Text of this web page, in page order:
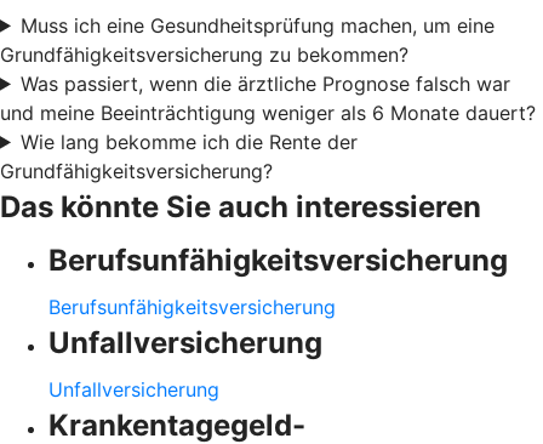
Muss ich eine Gesundheitsprüfung machen, um eine
Grundfähigkeitsversicherung zu bekommen?
Was passiert, wenn die ärztliche Prognose falsch war
und meine Beeinträchtigung weniger als 6 Monate dauert?
Wie lang bekomme ich die Rente der
Grundfähigkeitsversicherung?
Das könnte Sie auch interessieren
Berufsunfähigkeitsversicherung
Berufsunfähigkeitsversicherung
Unfallversicherung
Unfallversicherung
Krankentagegeld-